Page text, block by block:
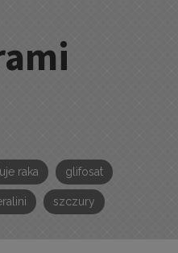
raka glifosat
szczury